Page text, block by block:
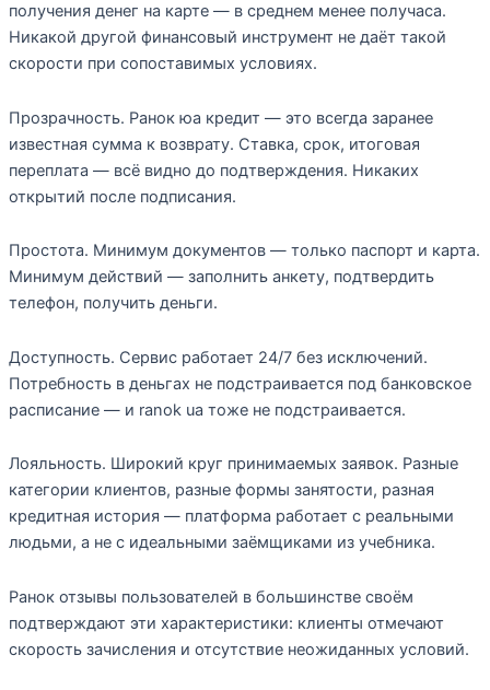
получения денег на карте — в среднем менее получаса.
Никакой другой финансовый инструмент не даёт такой
скорости при сопоставимых условиях.
Прозрачность. Ранок юа кредит — это всегда заранее
известная сумма к возврату. Ставка, срок, итоговая
переплата — всё видно до подтверждения. Никаких
открытий после подписания.
Простота. Минимум документов — только паспорт и карта.
Минимум действий — заполнить анкету, подтвердить
телефон, получить деньги.
Доступность. Сервис работает 24/7 без исключений.
Потребность в деньгах не подстраивается под банковское
расписание — и ranok ua тоже не подстраивается.
Лояльность. Широкий круг принимаемых заявок. Разные
категории клиентов, разные формы занятости, разная
кредитная история — платформа работает с реальными
людьми, а не с идеальными заёмщиками из учебника.
Ранок отзывы пользователей в большинстве своём
подтверждают эти характеристики: клиенты отмечают
скорость зачисления и отсутствие неожиданных условий.